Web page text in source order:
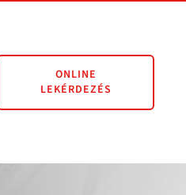
ONLINE
LEKÉRDEZÉS